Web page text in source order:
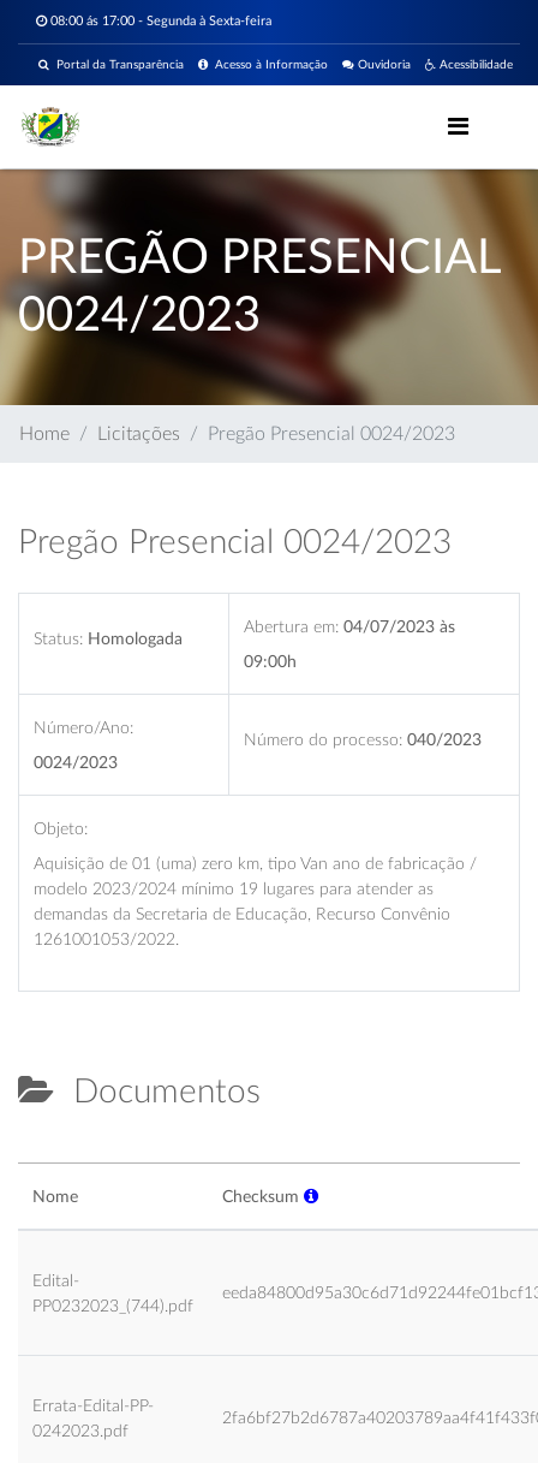
08:00 ás 17:00 - Segunda à Sexta-feira
Acessibilidade
Ouvidoria
Acesso à Informação
Portal da Transparência
PREGÃO PRESENCIAL
0024/2023
Home Licitações Pregão Presencial 0024/2023
Pregão Presencial 0024/2023
Status: Homologada
Abertura em: 04/07/2023 às
09:00h
Número/Ano:
0024/2023
Número do processo: 040/2023
Objeto:
Aquisição de 01 (uma) zero km, tipo Van ano de fabricação /
modelo 2023/2024 mínimo 19 lugares para atender as
demandas da Secretaria de Educação, Recurso Convênio
1261001053/2022.
Documentos
Nome Checksum
Edital-
PP0232023_(744).pdf
Errata-Edital-PP-
0242023.pdf